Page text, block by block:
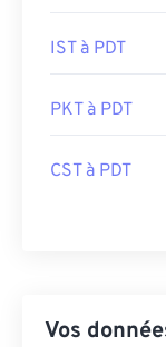
IST à PDT
PKT à PDT
CST à PDT
Vos